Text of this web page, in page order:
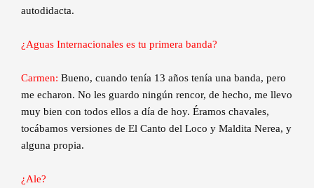
autodidacta.
¿Aguas Internacionales es tu primera banda?
Carmen: Bueno, cuando tenía 13 años tenía una banda, pero
me echaron. No les guardo ningún rencor, de hecho, me llevo
muy bien con todos ellos a día de hoy. Éramos chavales,
tocábamos versiones de El Canto del Loco y Maldita Nerea, y
alguna propia.
¿Ale?